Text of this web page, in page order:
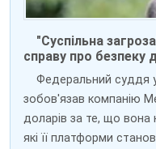
"Суспільна
справу про безпеку
Федеральний суддя
зобов'язав компанію
доларів за те, що вона
які її платформи